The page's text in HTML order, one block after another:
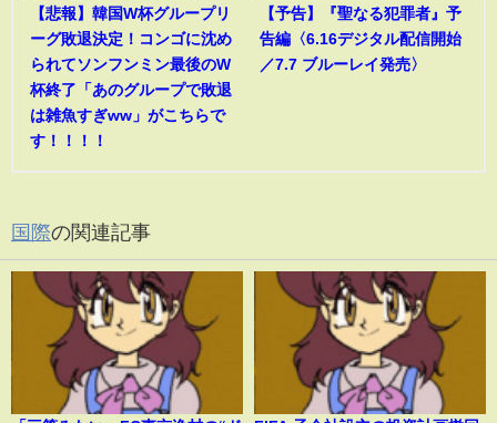
【悲報】韓国W杯グループリ
ーグ敗退決定！コンゴに沈め
られてソンフンミン最後のW
杯終了「あのグループで敗退
は雑魚すぎww」がこちらで
す！！！！
【予告】『聖なる犯罪者』予
告編〈6.16デジタル配信開始
／7.7 ブルーレイ発売〉
国際の関連記事